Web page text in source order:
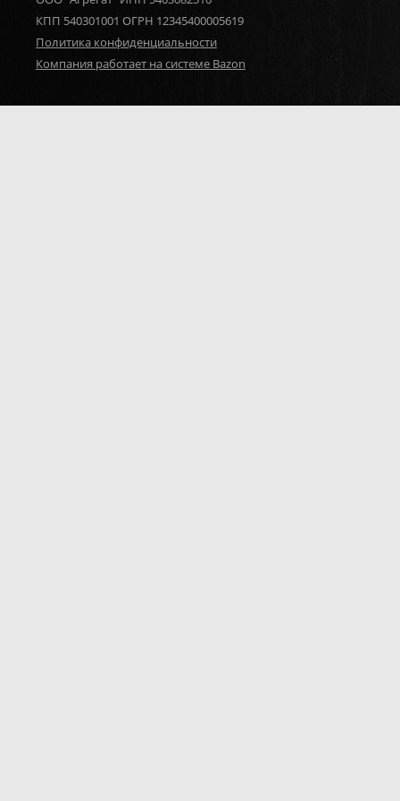
КПП 540301001 ОГРН 12345400005619
Политика конфиденциальности
Компания работает на системе Bazon